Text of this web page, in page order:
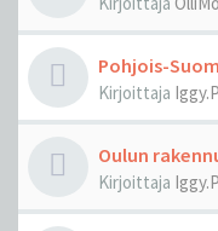
Pohjois-
Kirjoittaja Iggy.P
Oulun
Kirjoittaja Iggy.P